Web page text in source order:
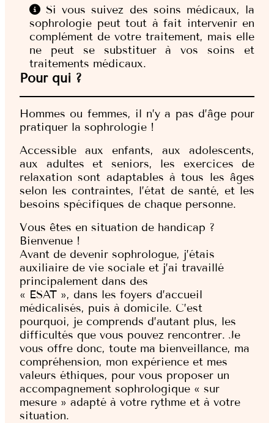
Si vous suivez des soins médicaux, la
sophrologie peut tout à fait intervenir en
complément de votre traitement, mais elle
ne peut se substituer à vos soins et
traitements médicaux.
Pour qui ?
Hommes ou femmes, il n’y a pas d’âge pour
pratiquer la sophrologie !
Accessible aux enfants, aux adolescents,
aux adultes et seniors, les exercices de
relaxation sont adaptables à tous les âges
selon les contraintes, l’état de santé, et les
besoins spécifiques de chaque personne.
Vous êtes en situation de handicap ?
Bienvenue !
Avant de devenir sophrologue, j’étais
auxiliaire de vie sociale et j’ai travaillé
principalement dans des
« ESAT », dans les foyers d’accueil
médicalisés, puis à domicile. C’est
pourquoi, je comprends d’autant plus, les
difficultés que vous pouvez rencontrer. Je
vous offre donc, toute ma bienveillance, ma
compréhension, mon expérience et mes
valeurs éthiques, pour vous proposer un
accompagnement sophrologique « sur
mesure » adapté à votre rythme et à votre
situation.